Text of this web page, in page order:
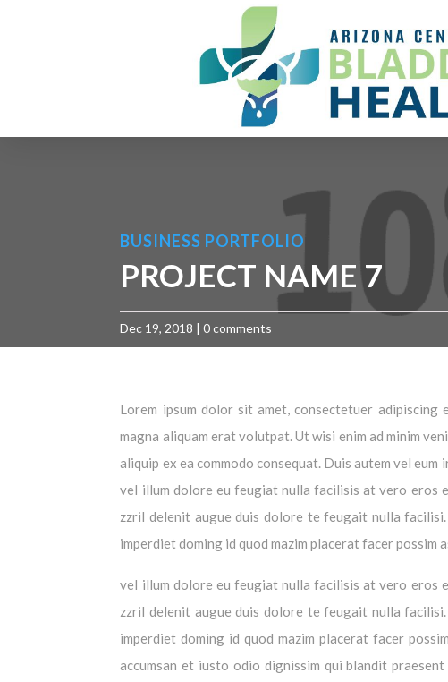
BUSINESS PORTFOLIO
PROJECT NAME 7
Dec 19, 2018 |0 comments
Lorem ipsum dolor sit amet, consectetuer
magna aliquam erat volutpat. Ut wisi enim ad minim
aliquip ex ea commodo consequat. Duis autem vel
vel illum dolore eu feugiat nulla facilisis at vero eros
zzril delenit augue duis dolore te feugait nulla
imperdiet doming id quod mazim placerat facer possim
vel illum dolore eu feugiat nulla facilisis at vero eros
zzril delenit augue duis dolore te feugait nulla
imperdiet doming id quod mazim placerat facer
accumsan et iusto odio dignissim qui blandit